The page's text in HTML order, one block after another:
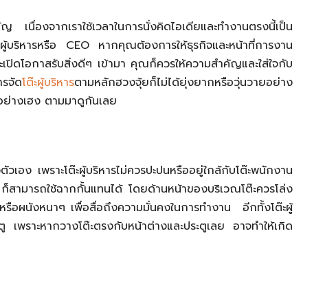
เนื่องจากเราใช้เวลาในการนั่งคิดไอเดียและทำงานตรงนี้เป็น
บริหารหรือ CEO หากคุณต้องการให้ธุรกิจและหน้าที่การงาน
ปิดโอกาสรับสิ่งดีๆ เข้ามา คุณก็ควรให้ความสำคัญและใส่ใจกับ
จัดโต๊ะผู้บริหารตามหลักฮวงจุ้ยก็ไม่ได้ยุ่งยากหรือวุ่นวายอย่าง
างเฮง ตามมาดูกันเลย
เอง เพราะโต๊ะผู้บริหารไม่ควรปะปนหรืออยู่ใกล้กับโต๊ะพนักงาน
มารถใช้ฉากกั้นแทนได้ โดยด้านหน้าของบริเวณโต๊ะควรโล่ง
รือผนังหนาๆ เพื่อสื่อถึงความมั่นคงในการทำงาน อีกทั้งโต๊ะผู้
เพราะหากวางโต๊ะตรงกับหน้าต่างและประตูเลย อาจทำให้เกิด